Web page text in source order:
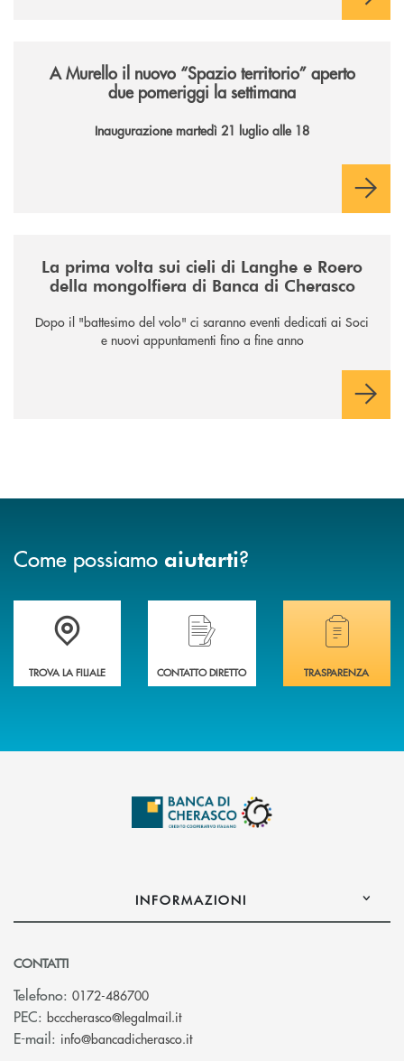
A Murello il nuovo “Spazio territorio” aperto
due pomeriggi la settimana
Inaugurazione martedì 21 luglio alle 18
La prima volta sui cieli di Langhe e Roero
della mongolfiera di Banca di Cherasco
Dopo il "battesimo del volo" ci saranno eventi dedicati ai Soci
e nuovi appuntamenti fino a fine anno
Come possiamo aiutarti?
Accedi all' elenco completo delle filiali .
TROVA LA FILIALE
Hai bisogno di assistenza immediata?
CONTATTO DIRETTO
Hai bisogno di
TRASPARENZA
INFORMAZIONI
CONTATTI
Telefono: 0172-486700
PEC: bcccherasco@legalmail.it(si apre l’app di posta elettronica)
E-mail: info@bancadicherasco.it(si apre l’app di posta elettronica)